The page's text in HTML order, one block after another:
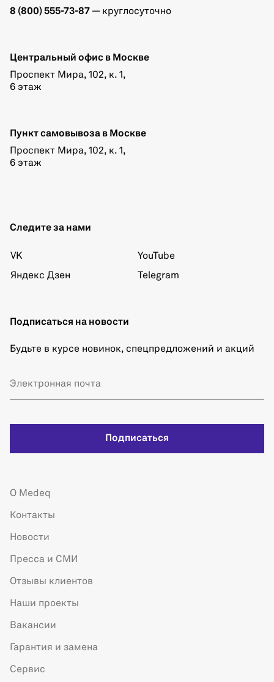
8 (800) 555-73-87 — круглосуточно
Центральный офис в Москве
Проспект Мира, 102, к. 1,
6 этаж
Пункт самовывоза в Москве
Проспект Мира, 102, к. 1,
6 этаж
Следите за нами
VK
Яндекс Дзен
YouTube
Telegram
Подписаться на новости
Будьте в курсе новинок, спецпредложений и акций
Подписаться
О Medeq
Контакты
Новости
Пресса и СМИ
Отзывы клиентов
Наши проекты
Вакансии
Гарантия и замена
Сервис